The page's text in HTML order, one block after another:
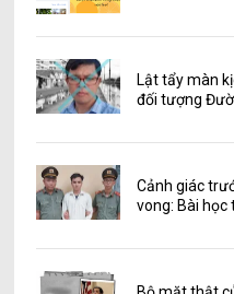
Lật tẩy màn
đối tượng
Cảnh giác
vong: Bài học